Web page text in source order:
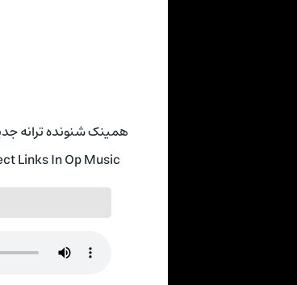
همینک شنونده ترانه
Links In Op Music